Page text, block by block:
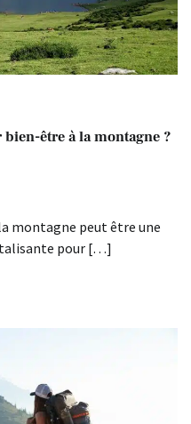
être à la montagne ?
montagne peut être une
pour […]